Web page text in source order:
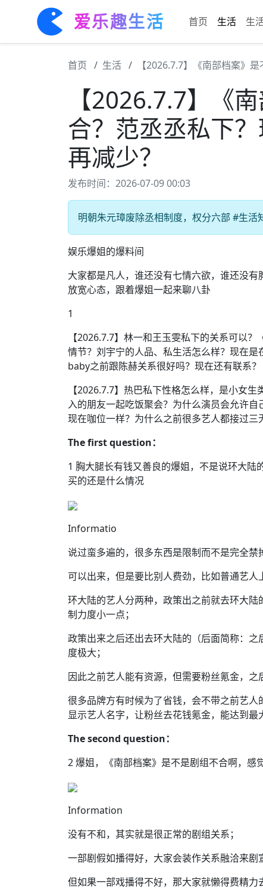
爱乐趣生活 首页 生活 生
首页 生活 【2026.7.7】《南部档案》
【2026.7.7】《
合？范丞丞私下
再减少？
发布时间：2026-07-09 00:03
明朝朱元璋废除丞相制度，权分六部 #生活
娱乐爆姐的爆料间
大家都是凡人，谁还没有七情六欲，谁还没有
放宽心态，跟着爆姐一起来聊八卦
1
【2026.7.7】林一和王玉雯私下的关系可以
情节？刘宇宁的人品、私生活怎么样？现在是
baby之前跟陈赫关系很好吗？现在还有联系
【2026.7.7】热巴私下性格怎么样，是小女
入的朋友一起吃饭聚会？为什么演员会允许
现在咖位一样？为什么之前很多艺人都接过三
Thefirstquestion：
1 胸大腿长有钱又善良的爆姐，不是说环大
买的还是什么情况
Informatio
说过蛮多遍的，很多东西是限制而不是完全禁
可以出来，但是要比别人费劲，比如普通艺人
环大陆的艺人分两种，政策出之前就去环大
制力度小一点；
政策出来之后还出去环大陆的（后面简称：
度极大；
因此之前艺人能有资源，但需要粉丝氪金，之
很多品牌方有时候为了省钱，会不带之前艺
显示艺人名字，让粉丝去花钱氪金，能达到最
Thesecond question：
2 爆姐，《南部档案》是不是剧组不合啊，感
Information
没有不和，其实就是很正常的剧组关系；
一部剧假如播得好，大家会装作关系融洽来剧
但如果一部戏播得不好，那大家就懒得费精